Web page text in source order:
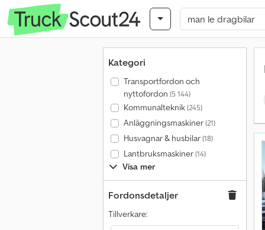
Kategori
Transportfordon och
nyttofordon (5 144)
Kommunalteknik(245)
Anläggningsmaskiner(21)
Husvagnar & husbilar(18)
Lantbruksmaskiner(14)
Visa mer
Fordonsdetaljer
Tillverkare: